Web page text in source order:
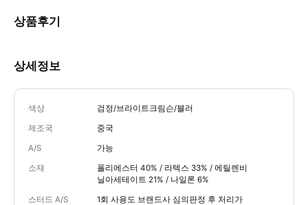
상품후기
상세정보
색상 검정/브라이트크림슨/블러
제조국 중국
A/S 가능
소재
폴리에스터 40% / 라텍스 33% / 에틸렌비
닐아세테이트 21% / 나일론 6%
스터드 A/S
1회 사용도 브랜드사 심의판정 후 처리가